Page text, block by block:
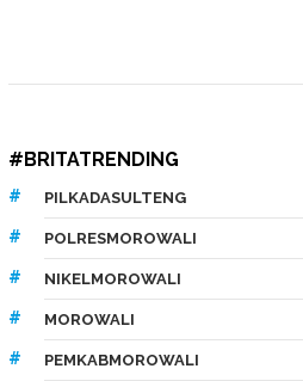
#BRITATRENDING
PILKADASULTENG
POLRESMOROWALI
NIKELMOROWALI
MOROWALI
PEMKABMOROWALI